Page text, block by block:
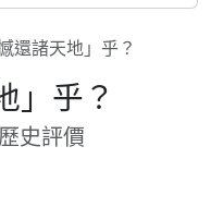
還諸天地」乎？
」乎？
史評價